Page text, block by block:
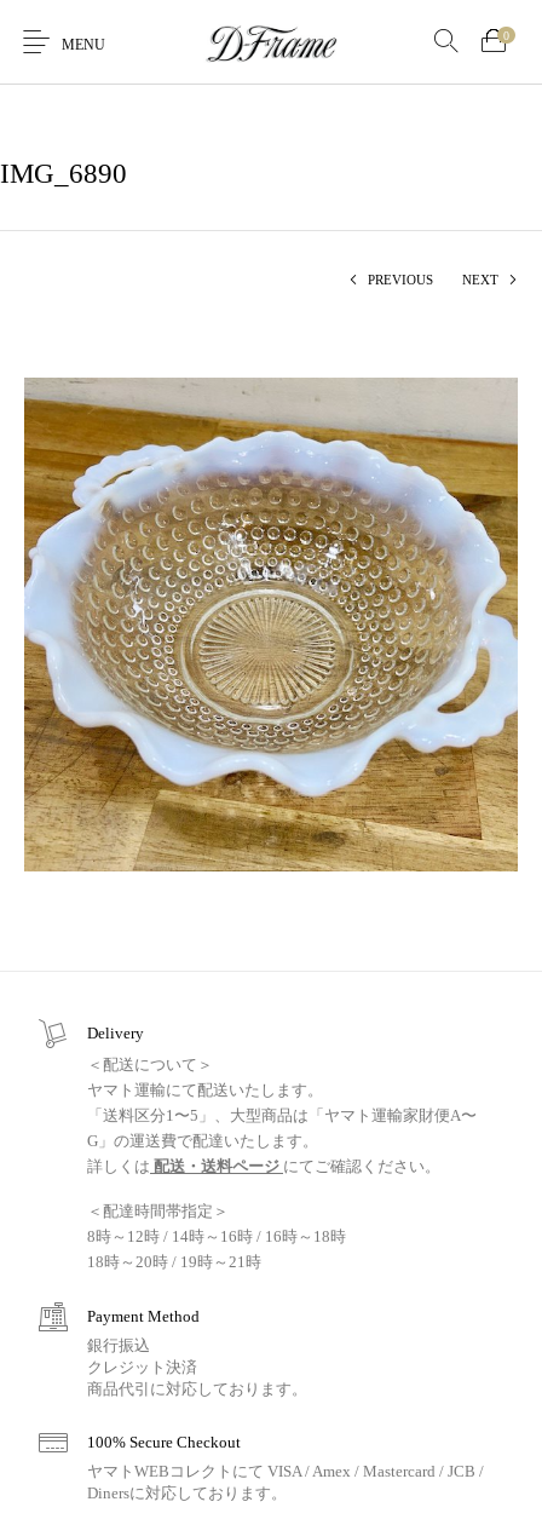
MENU
0
IMG_6890
PREVIOUS NEXT
Delivery
＜配送について＞
ヤマト運輸にて配送いたします。
「送料区分1〜5」、大型商品は「ヤマト運輸家財便A〜
G」の運送費で配達いたします。
詳しくは 配送・送料ページ にてご確認ください。
＜配達時間帯指定＞
8時～12時 / 14時～16時 / 16時～18時
18時～20時 / 19時～21時
Payment Method
銀行振込
クレジット決済
商品代引に対応しております。
100% Secure Checkout
ヤマトWEBコレクトにて VISA / Amex / Mastercard / JCB /
Dinersに対応しております。